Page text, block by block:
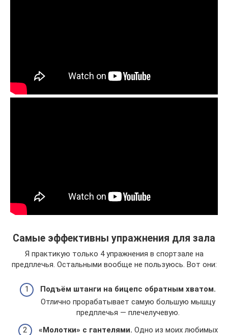
Самые эффективны упражнения для зала
Я практикую только 4 упражнения в спортзале на
предплечья. Остальными вообще не пользуюсь. Вот они:
Подъём штанги на бицепс обратным хватом.
Отлично прорабатывает самую большую мышцу
предплечья — плечелучевую.
«Молотки» с гантелями. Одно из моих любимых